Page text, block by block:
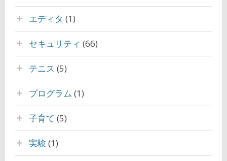
エディタ (1)
セキュリティ (66)
テニス (5)
プログラム (1)
子育て (5)
実験 (1)